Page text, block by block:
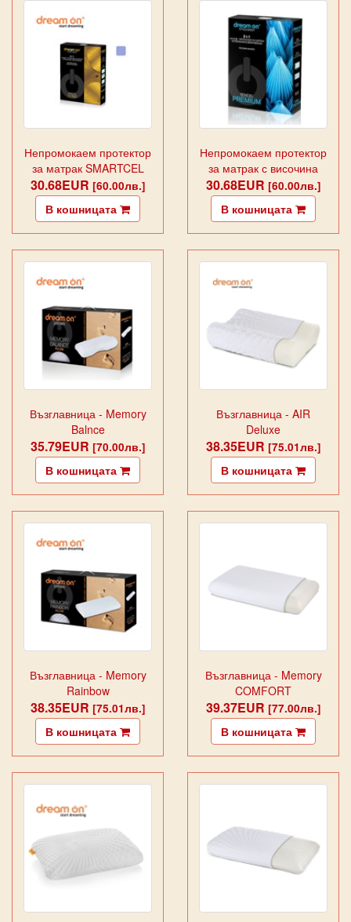
Непромокаем протектор
за матрак SMARTCEL
GOLD синьо
30.68EUR [60.00лв.]
В кошницата
Непромокаем протектор
за матрак с височина
25-35см - TЕNCEL
PREM
30.68EUR [60.00лв.]
В кошницата
Възглавница - Memory
Balnce
35.79EUR [70.00лв.]
В кошницата
Възглавница - AIR
Deluxe
38.35EUR [75.01лв.]
В кошницата
Възглавница - Memory
Rainbow
38.35EUR [75.01лв.]
В кошницата
Възглавница - Memory
COMFORT
39.37EUR [77.00лв.]
В кошницата